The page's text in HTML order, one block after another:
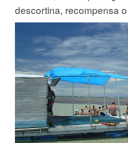
descortina, recompensa